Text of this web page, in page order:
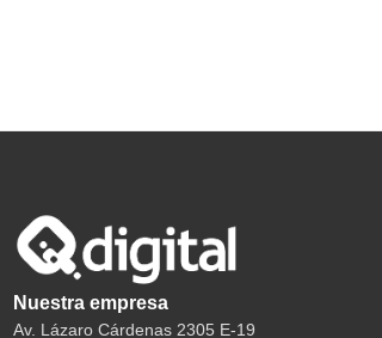
Nuestra empresa
Av. Lázaro Cárdenas 2305 E-19